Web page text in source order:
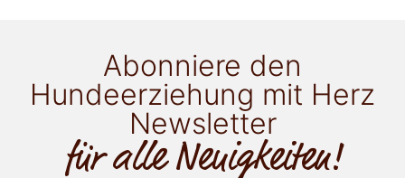
Abonniere den
Hundeerziehung mit Herz
Newsletter
für alle Neuigkeiten!